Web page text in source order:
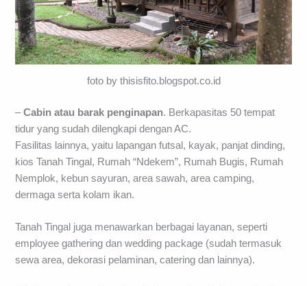
foto by thisisfito.blogspot.co.id
–Cabin atau barak penginapan. Berkapasitas 50 tempat
tidur yang sudah dilengkapi dengan AC.
Fasilitas lainnya, yaitu lapangan futsal, kayak, panjat dinding,
kios Tanah Tingal, Rumah “Ndekem”, Rumah Bugis, Rumah
Nemplok, kebun sayuran, area sawah, area camping,
dermaga serta kolam ikan.
Tanah Tingal juga menawarkan berbagai layanan, seperti
employee gathering dan wedding package (sudah termasuk
sewa area, dekorasi pelaminan, catering dan lainnya).